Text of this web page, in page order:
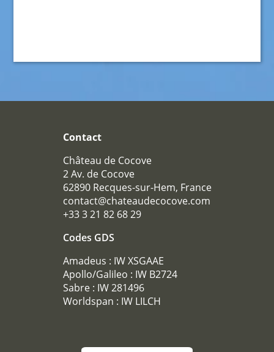
Contact
Château de Cocove
2 Av. de Cocove
62890 Recques-sur-Hem, France
contact@chateaudecocove.com
+33 3 21 82 68 29
Codes GDS
Amadeus : IW XSGAAE
Apollo/Galileo : IW B2724
Sabre : IW 281496
Worldspan : IW LILCH
CHAMBRES
RESTAURANT
CAVE À VIN
SÉMINAIRE
RÉCEPTIONS
TOURISME
GALERIE PHOTOS
OFFRES
ACCÈS
RECRUTEMENT